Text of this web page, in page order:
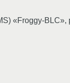
«Froggy-